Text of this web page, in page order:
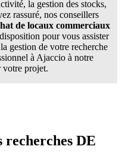
la gestion des stocks,
rassuré, nos conseillers
de locaux commerciaux
pour vous assister
gestion de votre recherche
à Ajaccio à notre
votre projet.
recherches DE